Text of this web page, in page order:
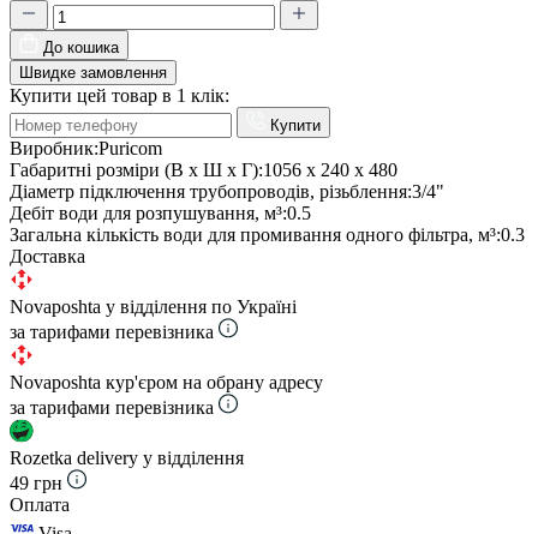
До кошика
Швидке замовлення
Купити цей товар в 1 клік:
Купити
Виробник:Puricom
Габаритні розміри (В х Ш х Г):1056 х 240 х 480
Діаметр підключення трубопроводів, різьблення:3/4"
Дебіт води для розпушування, м³:0.5
Загальна кількість води для промивання одного фільтра, м³:0.3
Доставка
Novaposhta у відділення по Україні
за тарифами перевізника
Novaposhta кур'єром на обрану адресу
за тарифами перевізника
Rozetka delivery у відділення
49 грн
Оплата